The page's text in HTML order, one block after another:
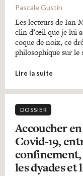
Pascale Gustin
Les lecteurs de Ian
clin d’œil que je lui
coque de noix, ce
philosophique sur
Lire la suite
DOSSIER
Accoucher
Covid-19,
confinement,
les dyades et